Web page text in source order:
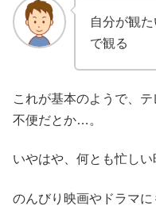
自分が観
で観る
これが基本のようで、
不便だとか…。
いやはや、何とも忙しい
のんびり映画やドラマ